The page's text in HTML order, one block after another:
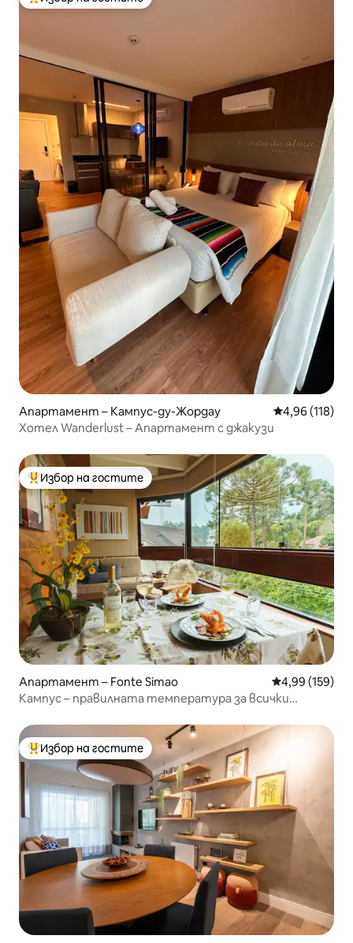
Най-популярен избор на гостите
Апартамент – Кампус-ду-Жордау Средна
4,96 (118)
Хотел Wanderlust – Апартамент с джакузи
Най-популярен избор на гостите
Избор на гостите
Апартамент – Fonte Simao Средна
4,99 (159)
Кампус – правилната температура за всички
Най-популярен избор на гостите
Избор на гостите